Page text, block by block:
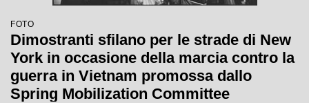
FOTO
Dimostranti sfilano per le strade di New
York in occasione della marcia contro la
guerra in Vietnam promossa dallo
Spring Mobilization Committee